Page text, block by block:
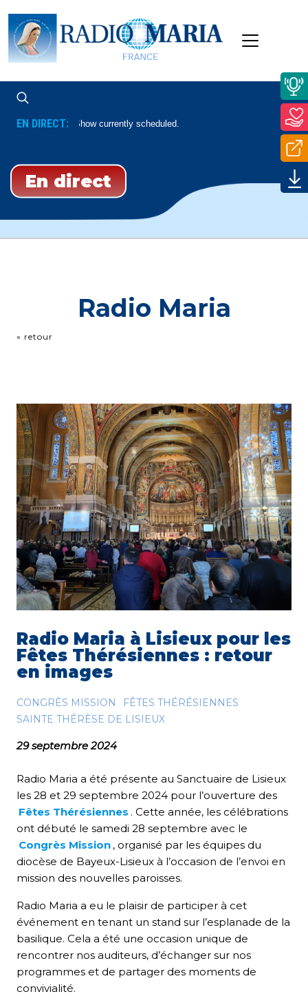
EN DIRECT:No Show currently scheduled.
En direct
Radio Maria
« retour
Radio Maria à Lisieux pour les
Fêtes Thérésiennes : retour
en images
CONGRÈS MISSION
FÊTES THÉRÉSIENNES
SAINTE THÉRÈSE DE LISIEUX
29 septembre 2024
Radio Maria a été présente au Sanctuaire de Lisieux
les 28 et 29 septembre 2024 pour l’ouverture des
Fêtes Thérésiennes . Cette année, les célébrations
ont débuté le samedi 28 septembre avec le
Congrès Mission , organisé par les équipes du
diocèse de Bayeux-Lisieux à l’occasion de l’envoi en
mission des nouvelles paroisses.
Radio Maria a eu le plaisir de participer à cet
événement en tenant un stand sur l’esplanade de la
basilique. Cela a été une occasion unique de
rencontrer nos auditeurs, d’échanger sur nos
programmes et de partager des moments de
convivialité.